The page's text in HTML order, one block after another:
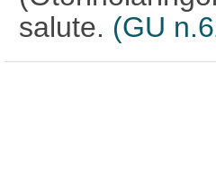
salute. (GU